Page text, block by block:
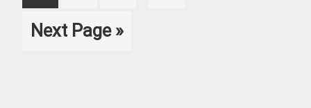
Go
Next Page »